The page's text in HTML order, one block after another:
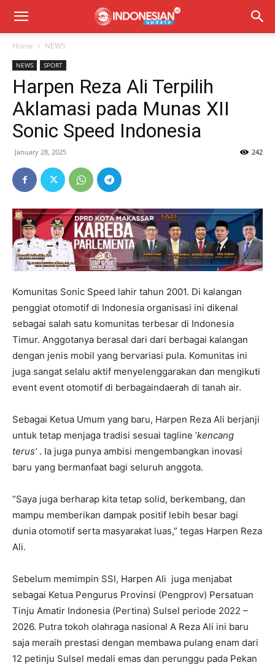
Home NEWS
NEWS SPORT
Harpen Reza Ali Terpilih
Aklamasi pada Munas XII
Sonic Speed Indonesia
January 28, 2025 242
Komunitas Sonic Speed lahir tahun 2001. Di kalangan
penggiat otomotif di Indonesia organisasi ini dikenal
sebagai salah satu komunitas terbesar di Indonesia
Timur. Anggotanya berasal dari dari berbagai kalangan
dengan jenis mobil yang bervariasi pula. Komunitas ini
juga sangat selalu aktif menyelenggarakan dan mengikuti
event event otomotif di berbagaindaerah di tanah air.
Sebagai Ketua Umum yang baru, Harpen Reza Ali berjanji
untuk tetap menjaga tradisi sesuai tagline ‘kencang
terus’. Ia juga punya ambisi mengembangkan inovasi
baru yang bermanfaat bagi seluruh anggota.
‘’Saya juga berharap kita tetap solid, berkembang, dan
mampu memberikan dampak positif lebih besar bagi
dunia otomotif serta masyarakat luas,” tegas Harpen Reza
Ali.
Sebelum memimpin SSI, Harpen Ali juga menjabat
sebagai Ketua Pengurus Provinsi (Pengprov) Persatuan
Tinju Amatir Indonesia (Pertina) Sulsel periode 2022 –
2026. Putra tokoh olahraga nasional A Reza Ali ini baru
saja meraih prestasi dengan membawa pulang enam dari
12 petinju Sulsel medali emas dan perunggu pada Pekan